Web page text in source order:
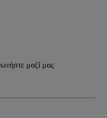
μαζί μας